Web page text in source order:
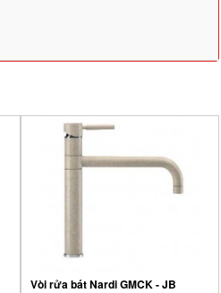
Vòi rửa bát Nardi GMCK - JB